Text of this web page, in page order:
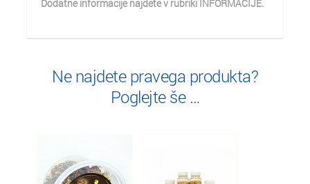
Dodatne informacije najdete v rubriki INFORMACIJE.
Ne najdete pravega produkta?
Poglejte še …